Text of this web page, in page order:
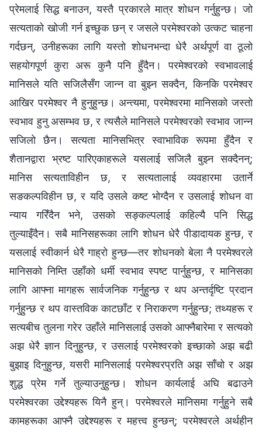
प्रेमलाई सिद्ध बनाउन, यस्तै प्रकारले मात्र शोधन गर्नुहुन्छ। जो
सत्यताको खोजी गर्न इच्छुक छन् र जसले परमेश्‍वरको उत्कट चाहना
गर्दछन्, उनीहरूका लागि यस्तो शोधनभन्दा धेरै अर्थपूर्ण वा ठूलो
सहयोगपूर्ण कुरा अरू कुनै पनि हुँदैन। परमेश्‍वरको स्वभावलाई
मानिसले यति सजिलैसँग जान्न वा बुझ्‍न सक्दैन, किनकि परमेश्‍वर
आखिर परमेश्‍वर नै हुनुहुन्छ। अन्त्यमा, परमेश्‍वरमा मानिसको जस्तो
स्वभाव हुनु असम्भव छ, र त्यसैले मानिसले परमेश्‍वरको स्वभाव जान्न
सजिलो छैन। सत्यता मानिसभित्र स्वाभाविक रूपमा हुँदैन र
शैतानद्वारा भ्रष्ट पारिएकाहरूले यसलाई सजिलै बुझ्न सक्दैनन्;
मानिस सत्यताविहीन छ, र सत्यतालाई व्यवहारमा उतार्ने
सङकल्पविहीन छ, र यदि उसले कष्ट भोग्दैन र उसलाई शोधन वा
न्याय गरिँदैन भने, उसको सङ्कल्पलाई कहिल्यै पनि सिद्ध
तुल्याइँदैन। सबै मानिसहरूका लागि शोधन धेरै पीडादायक हुन्छ, र
यसलाई स्वीकार्न धेरै गाह्रो हुन्छ—तर शोधनको बेला नै परमेश्‍वरले
मानिसको निम्ति उहाँको धर्मी स्वभाव स्पष्ट पार्नुहुन्छ, र मानिसका
लागि आफ्ना मागहरू सार्वजनिक गर्नुहुन्छ र थप अन्तर्दृष्टि प्रदान
गर्नुहुन्छ र थप वास्तविक काटछाँट र निराकरण गर्नुहुन्छ; तथ्यहरू र
सत्यबीच तुलना गरेर उहाँले मानिसलाई उसको आफ्नैबारेमा र सत्यको
अझ धेरै ज्ञान दिनुहुन्छ, र उसलाई परमेश्‍वरको इच्छाको अझ बढी
बुझाइ दिनुहुन्छ, यसरी मानिसलाई परमेश्‍वरप्रति अझ साँचो र अझ
शुद्ध प्रेम गर्ने तुल्याउनुहुन्छ। शोधन कार्यलाई अघि बढाउने
परमेश्‍वरका उद्देश्यहरू यिनै हुन्। परमेश्‍वरले मानिसमा गर्नुहुने सबै
कामहरूका आफ्नै उद्देश्यहरू र महत्त्व हुन्छन्; परमेश्‍वरले अर्थहीन